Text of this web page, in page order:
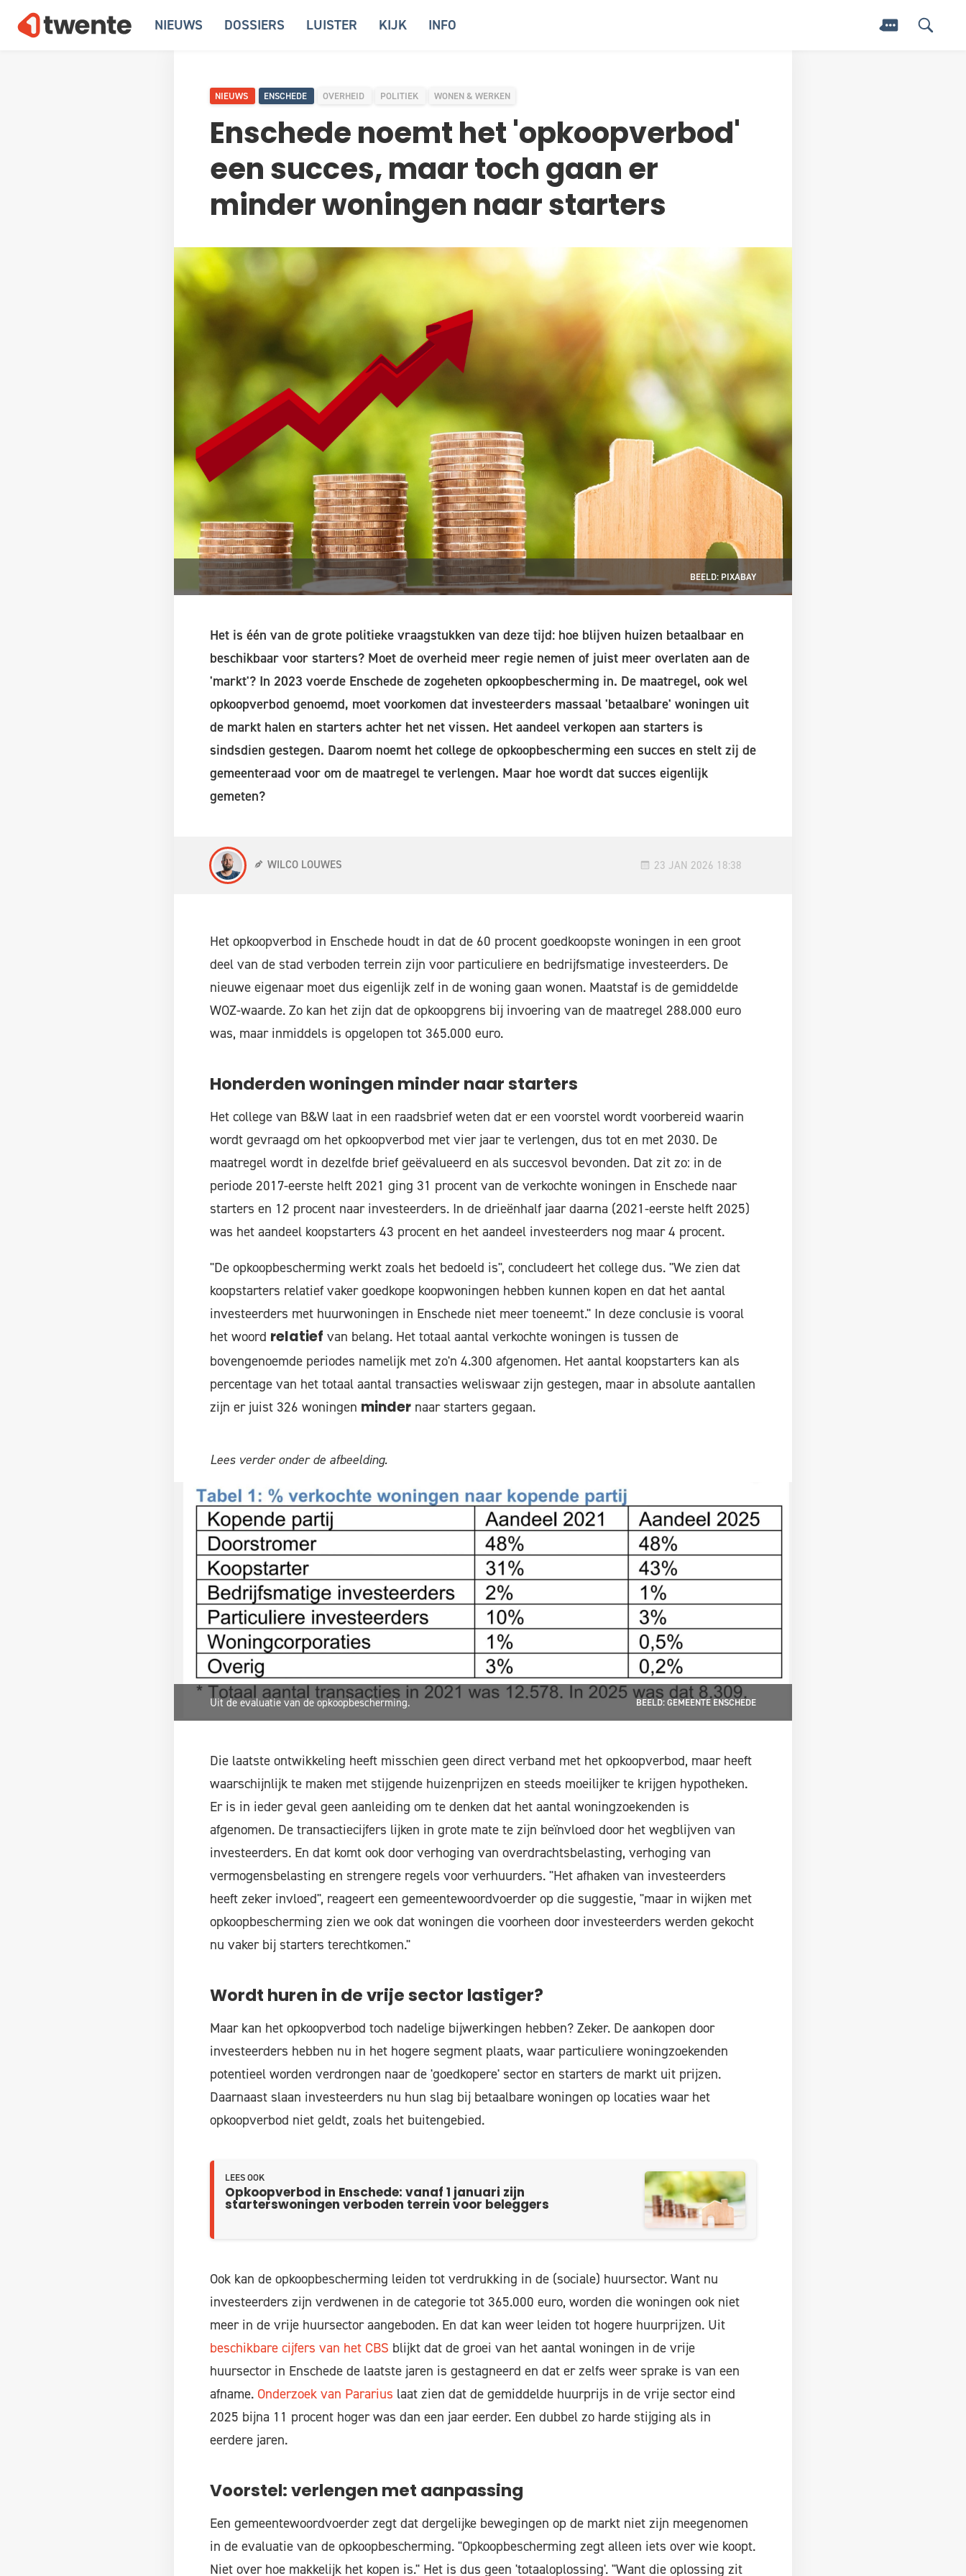
NIEUWS DOSSIERS LUISTER KIJK INFO
NIEUWS ENSCHEDE OVERHEID POLITIEK WONEN & WERKEN
Enschede noemt het 'opkoopverbod'
een succes, maar toch gaan er
minder woningen naar starters
BEELD: PIXABAY
Het is één van de grote politieke vraagstukken van deze tijd: hoe blijven huizen betaalbaar en
beschikbaar voor starters? Moet de overheid meer regie nemen of juist meer overlaten aan de
'markt'? In 2023 voerde Enschede de zogeheten opkoopbescherming in. De maatregel, ook wel
opkoopverbod genoemd, moet voorkomen dat investeerders massaal 'betaalbare' woningen uit
de markt halen en starters achter het net vissen. Het aandeel verkopen aan starters is
sindsdien gestegen. Daarom noemt het college de opkoopbescherming een succes en stelt zij de
gemeenteraad voor om de maatregel te verlengen. Maar hoe wordt dat succes eigenlijk
gemeten?
WILCO LOUWES 23 JAN 2026 18:38
Het opkoopverbod in Enschede houdt in dat de 60 procent goedkoopste woningen in een groot
deel van de stad verboden terrein zijn voor particuliere en bedrijfsmatige investeerders. De
nieuwe eigenaar moet dus eigenlijk zelf in de woning gaan wonen. Maatstaf is de gemiddelde
WOZ-waarde. Zo kan het zijn dat de opkoopgrens bij invoering van de maatregel 288.000 euro
was, maar inmiddels is opgelopen tot 365.000 euro.
Honderden woningen minder naar starters
Het college van B&W laat in een raadsbrief weten dat er een voorstel wordt voorbereid waarin
wordt gevraagd om het opkoopverbod met vier jaar te verlengen, dus tot en met 2030. De
maatregel wordt in dezelfde brief geëvalueerd en als succesvol bevonden. Dat zit zo: in de
periode 2017-eerste helft 2021 ging 31 procent van de verkochte woningen in Enschede naar
starters en 12 procent naar investeerders. In de drieënhalf jaar daarna (2021-eerste helft 2025)
was het aandeel koopstarters 43 procent en het aandeel investeerders nog maar 4 procent.
"De opkoopbescherming werkt zoals het bedoeld is", concludeert het college dus. "We zien dat
koopstarters relatief vaker goedkope koopwoningen hebben kunnen kopen en dat het aantal
investeerders met huurwoningen in Enschede niet meer toeneemt." In deze conclusie is vooral
het woord relatief van belang. Het totaal aantal verkochte woningen is tussen de
bovengenoemde periodes namelijk met zo'n 4.300 afgenomen. Het aantal koopstarters kan als
percentage van het totaal aantal transacties weliswaar zijn gestegen, maar in absolute aantallen
zijn er juist 326 woningen mindernaar starters gegaan.
Lees verder onder de afbeelding.
Uit de evaluatie van de opkoopbescherming. BEELD: GEMEENTE ENSCHEDE
Die laatste ontwikkeling heeft misschien geen direct verband met het opkoopverbod, maar heeft
waarschijnlijk te maken met stijgende huizenprijzen en steeds moeilijker te krijgen hypotheken.
Er is in ieder geval geen aanleiding om te denken dat het aantal woningzoekenden is
afgenomen. De transactiecijfers lijken in grote mate te zijn beïnvloed door het wegblijven van
investeerders. En dat komt ook door verhoging van overdrachtsbelasting, verhoging van
vermogensbelasting en strengere regels voor verhuurders. "Het afhaken van investeerders
heeft zeker invloed", reageert een gemeentewoordvoerder op die suggestie, "maar in wijken met
opkoopbescherming zien we ook dat woningen die voorheen door investeerders werden gekocht
nu vaker bij starters terechtkomen."
Wordt huren in de vrije sector lastiger?
Maar kan het opkoopverbod toch nadelige bijwerkingen hebben? Zeker. De aankopen door
investeerders hebben nu in het hogere segment plaats, waar particuliere woningzoekenden
potentieel worden verdrongen naar de 'goedkopere' sector en starters de markt uit prijzen.
Daarnaast slaan investeerders nu hun slag bij betaalbare woningen op locaties waar het
opkoopverbod niet geldt, zoals het buitengebied.
LEES OOK
Opkoopverbod in Enschede: vanaf 1 januari zijn
starterswoningen verboden terrein voor beleggers
Ook kan de opkoopbescherming leiden tot verdrukking in de (sociale) huursector. Want nu
investeerders zijn verdwenen in de categorie tot 365.000 euro, worden die woningen ook niet
meer in de vrije huursector aangeboden. En dat kan weer leiden tot hogere huurprijzen. Uit
beschikbare cijfers van het CBS blijkt dat de groei van het aantal woningen in de vrije
huursector in Enschede de laatste jaren is gestagneerd en dat er zelfs weer sprake is van een
afname. Onderzoek van Pararius laat zien dat de gemiddelde huurprijs in de vrije sector eind
2025 bijna 11 procent hoger was dan een jaar eerder. Een dubbel zo harde stijging als in
eerdere jaren.
Voorstel: verlengen met aanpassing
Een gemeentewoordvoerder zegt dat dergelijke bewegingen op de markt niet zijn meegenomen
in de evaluatie van de opkoopbescherming. "Opkoopbescherming zegt alleen iets over wie koopt.
Niet over hoe makkelijk het kopen is." Het is dus geen 'totaaloplossing'. "Want die oplossing zit